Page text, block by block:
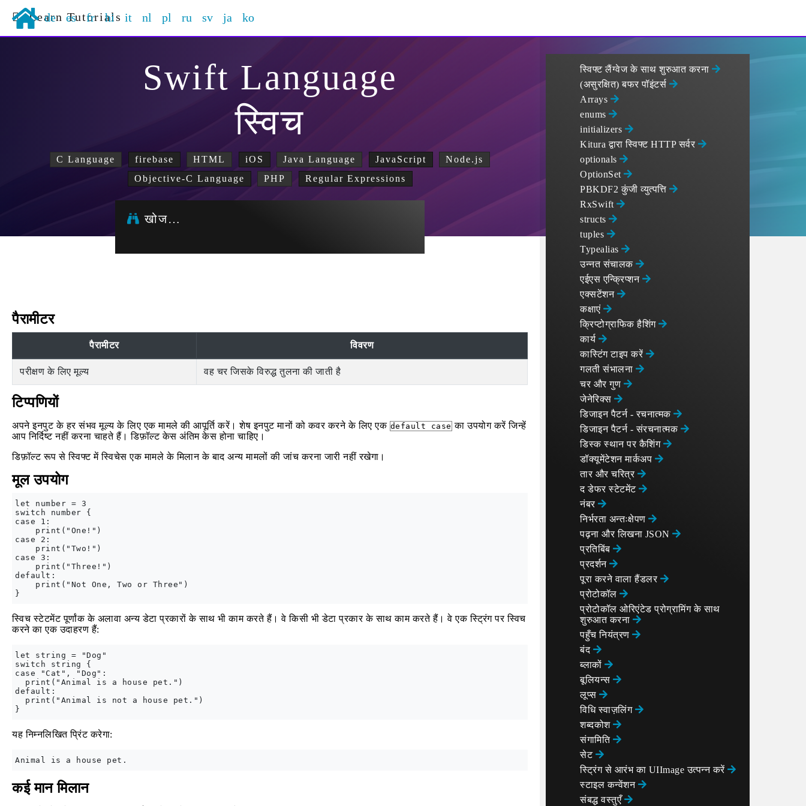
Learn Tutorials
de es fr hi it nl pl ru sv ja ko
Swift Language
स्विच
C Language firebase HTML iOS Java Language JavaScript
Node.js
Objective-C Language
PHP Regular Expressions
खोज…
पैरामीटर
पैरामीटर विवरण
परीक्षण के लिए मूल्य वह चर जिसके विरुद्ध तुलना की जाती है
टिप्पणियों
अपने इनपुट के हर संभव मूल्य के लिए एक मामले की आपूर्ति करें। शेष इनपुट मानों को कवर करने के लिए एक default case का उपयोग करें जिन्हें
आप निर्दिष्ट नहीं करना चाहते हैं। डिफ़ॉल्ट केस अंतिम केस होना चाहिए।
डिफ़ॉल्ट रूप से स्विफ्ट में स्विचेस एक मामले के मिलान के बाद अन्य मामलों की जांच करना जारी नहीं रखेगा।
मूल उपयोग
let number = 3
switch number {
case 1:
    print("One!")
case 2:
    print("Two!")
case 3:
    print("Three!")
default:
    print("Not One, Two or Three")
स्विच स्टेटमेंट पूर्णांक के अलावा अन्य डेटा प्रकारों के साथ भी काम करते हैं। वे किसी भी डेटा प्रकार के साथ काम करते हैं। वे एक स्ट्रिंग पर स्विच
करने का एक उदाहरण हैं:
let string = "Dog"
switch string {
case "Cat", "Dog":
  print("Animal is a house pet.")
default:
  print("Animal is not a house pet.")
यह निम्नलिखित प्रिंट करेगा:
कई मान मिलान
स्विफ्ट लैंग्वेज के साथ शुरुआत करना
(असुरक्षित) बफर पॉइंटर्स
Arrays
enums
initializers
Kitura द्वारा स्विफ्ट HTTP सर्वर
optionals
OptionSet
PBKDF2 कुंजी व्युत्पत्ति
RxSwift
structs
tuples
Typealias
उन्नत संचालक
एईएस एन्क्रिप्शन
एक्सटेंशन
कक्षाएं
क्रिप्टोग्राफिक हैशिंग
कार्य
कास्टिंग टाइप करें
गलती संभालना
चर और गुण
जेनेरिक्स
डिजाइन पैटर्न - रचनात्मक
डिजाइन पैटर्न - संरचनात्मक
डिस्क स्थान पर कैशिंग
डॉक्यूमेंटेशन मार्कअप
तार और चरित्र
द डेफर स्टेटमेंट
नंबर
निर्भरता अन्तःक्षेपण
पढ़ना और लिखना JSON
प्रतिबिंब
प्रदर्शन
पूरा करने वाला हैंडलर
प्रोटोकॉल
प्रोटोकॉल ओरिएंटेड प्रोग्रामिंग के साथ
शुरुआत करना
पहुँच नियंत्रण
बंद
ब्लाकों
बूलियन्स
लूप्स
विधि स्वाज़लिंग
शब्दकोश
संगामिति
सेट
स्ट्रिंग से आरंभ का UIImage उत्पन्न करें
स्टाइल कन्वेंशन
संबद्ध वस्तुएँ